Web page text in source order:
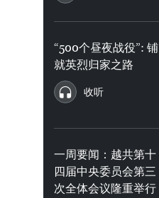
“500个昼夜战役”: 铺
就英烈归家之路
收听
一周要闻：越共第十
四届中央委员会第三
次全体会议隆重举行